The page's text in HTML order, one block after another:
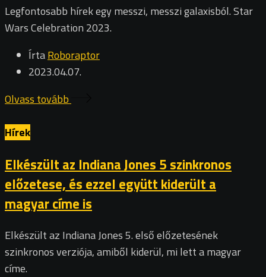
Legfontosabb hírek egy messzi, messzi galaxisból. Star
Wars Celebration 2023.
ÍrtaRoboraptor
2023.04.07.
Olvass tovább
Hírek
Elkészült az Indiana Jones 5 szinkronos
előzetese, és ezzel együtt kiderült a
magyar címe is
Elkészült az Indiana Jones 5. első előzetesének
szinkronos verziója, amiből kiderül, mi lett a magyar
címe.